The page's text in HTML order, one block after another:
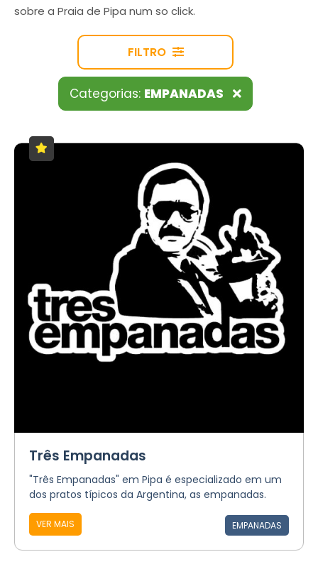
sobre a Praia de Pipa num so click.
FILTRO
Categorias: EMPANADAS
Três Empanadas
"Três Empanadas" em Pipa é especializado em um
dos pratos típicos da Argentina, as empanadas.
VER MAIS EMPANADAS